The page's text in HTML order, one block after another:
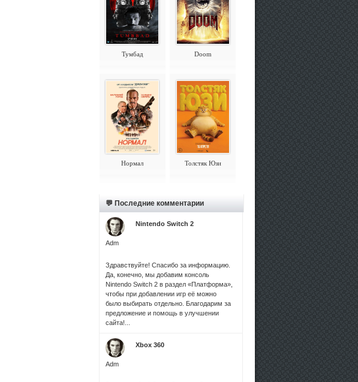
Тумбад Doom
Нормал Толстяк Юзи
💬 Последние комментарии
Adm
Nintendo Switch 2
Здравствуйте! Спасибо за информацию.
Да, конечно, мы добавим консоль
Nintendo Switch 2 в раздел «Платформа»,
чтобы при добавлении игр её можно
было выбирать отдельно. Благодарим за
предложение и помощь в улучшении
сайта!...
Adm
Xbox 360